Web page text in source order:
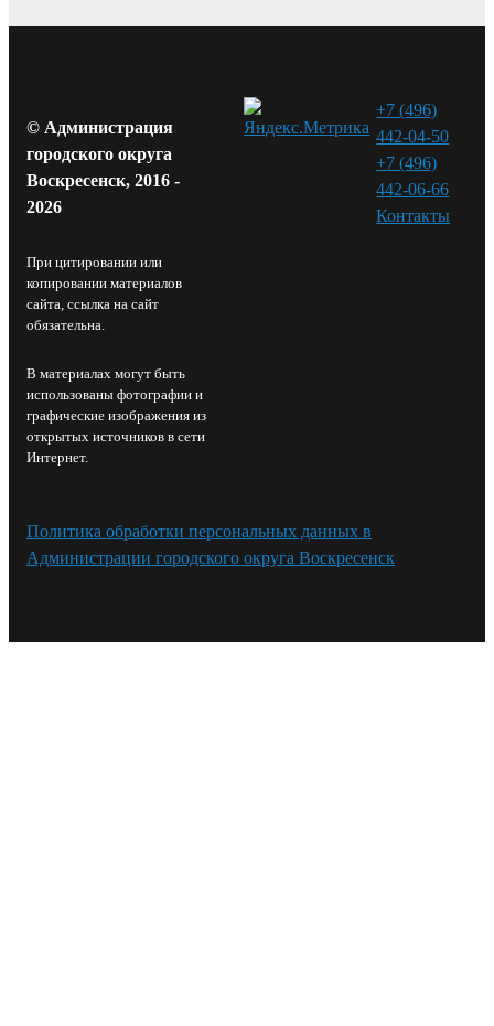
© Администрация
городского округа
Воскресенск, 2016 -
2026
При цитировании или
копировании материалов
сайта, ссылка на сайт
обязательна.
В материалах могут быть
использованы фотографии и
графические изображения из
открытых источников в сети
Интернет.
+7 (496)
442-04-50
+7 (496)
442-06-66
Контакты⁠
Политика обработки персональных данных в
Администрации городского округа Воскресенск